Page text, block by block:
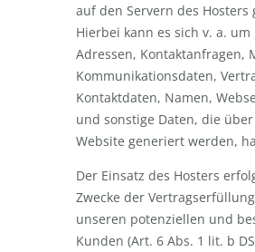
auf den Servern des Hosters
Hierbei kann es sich v. a. um
Adressen, Kontaktanfragen,
Kommunikationsdaten,
Kontaktdaten, Namen,
und sonstige Daten, die
Website generiert werden,
Der Einsatz des Hosters
Zwecke der
unseren potenziellen und
Kunden (Art. 6 Abs. 1 lit. b